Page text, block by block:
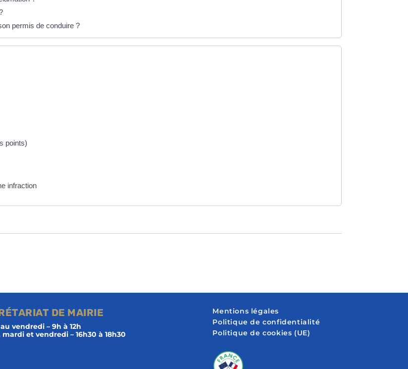
permis de conduire ?
points)
infraction
DE MAIRIE
vendredi – 9h à 12h
mardi et vendredi – 16h30 à 18h30
Mentions légales
Politique de confidentialité
Politique de cookies (UE)